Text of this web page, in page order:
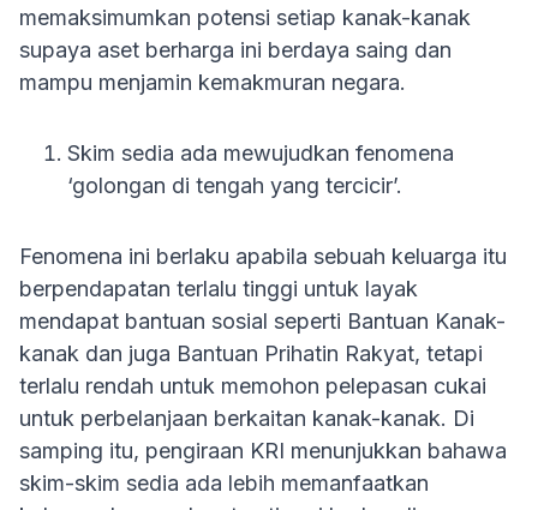
memaksimumkan potensi setiap kanak-kanak
supaya aset berharga ini berdaya saing dan
mampu menjamin kemakmuran negara.
Skim sedia ada mewujudkan fenomena
‘golongan di tengah yang tercicir’.
Fenomena ini berlaku apabila sebuah keluarga itu
berpendapatan terlalu tinggi untuk layak
mendapat bantuan sosial seperti Bantuan Kanak-
kanak dan juga Bantuan Prihatin Rakyat, tetapi
terlalu rendah untuk memohon pelepasan cukai
untuk perbelanjaan berkaitan kanak-kanak. Di
samping itu, pengiraan KRI menunjukkan bahawa
skim-skim sedia ada lebih memanfaatkan